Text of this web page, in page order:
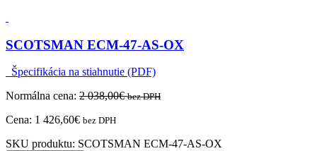
SCOTSMAN ECM-47-AS-OX
Špecifikácia na stiahnutie (PDF)
Normálna cena: 2 038,00€ bez DPH
Cena: 1 426,60€ bez DPH
SKU produktu: SCOTSMAN ECM-47-AS-OX